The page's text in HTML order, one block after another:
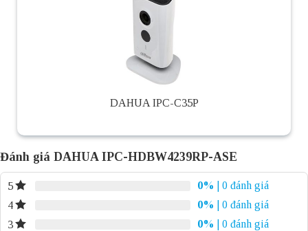
DAHUA IPC-C35P
Đánh giá DAHUA IPC-HDBW4239RP-ASE
5 0%
| 0 đánh giá
4
0%
| 0 đánh giá
3
0%
| 0 đánh giá